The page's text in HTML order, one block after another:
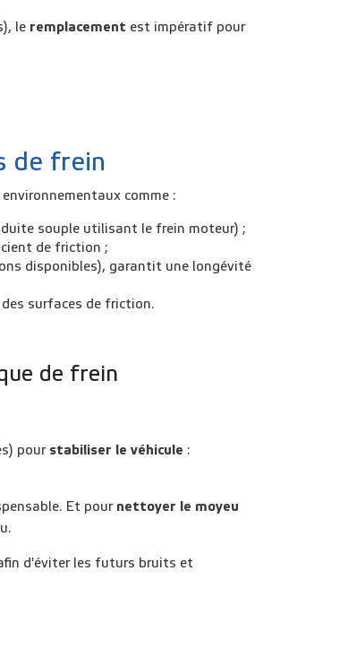
le remplacement est impératif pour
de frein
comme :
souple utilisant le frein moteur) ;
de friction ;
disponibles), garantit une longévité
surfaces de friction.
de frein
pour stabiliser le véhicule :
Et pour nettoyer le moyeu
d'éviter les futurs bruits et